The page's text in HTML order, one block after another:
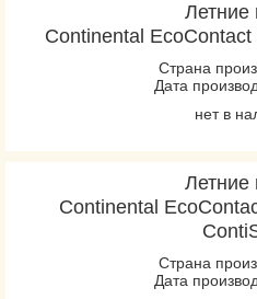
Continental
Страна
Дата
нет в
Continental
Страна
Дата